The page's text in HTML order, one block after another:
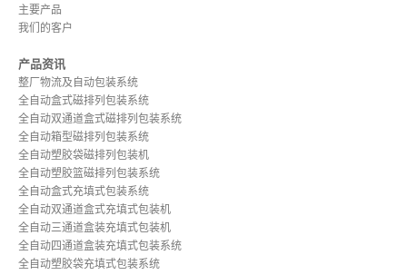
主要产品
我们的客户
产品资讯
整厂物流及自动包装系统
全自动盒式磁排列包装系统
全自动双通道盒式磁排列包装系统
全自动箱型磁排列包装系统
全自动塑胶袋磁排列包装机
全自动塑胶篮磁排列包装系统
全自动盒式充填式包装系统
全自动双通道盒式充填式包装机
全自动三通道盒装充填式包装机
全自动四通道盒装充填式包装系统
全自动塑胶袋充填式包装系统